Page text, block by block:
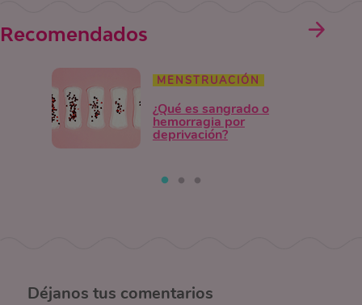
Recomendados
MENSTRUACIÓN
¿Qué es sangrado o
hemorragia por
deprivación?
Déjanos tus comentarios